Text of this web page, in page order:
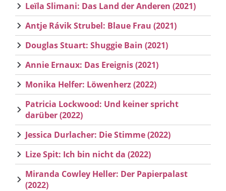
Leïla Slimani: Das Land der Anderen (2021)
Antje Rávik Strubel: Blaue Frau (2021)
Douglas Stuart: Shuggie Bain (2021)
Annie Ernaux: Das Ereignis (2021)
Monika Helfer: Löwenherz (2022)
Patricia Lockwood: Und keiner spricht
darüber (2022)
Jessica Durlacher: Die Stimme (2022)
Lize Spit: Ich bin nicht da (2022)
Miranda Cowley Heller: Der Papierpalast
(2022)